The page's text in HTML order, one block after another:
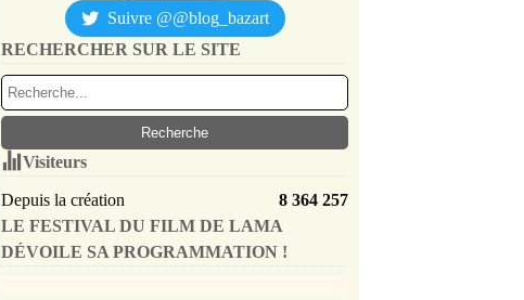
Suivre @@blog_bazart
RECHERCHER SUR LE SITE
Visiteurs
Depuis la création
8 364 257
LE FESTIVAL DU FILM DE LAMA
DÉVOILE SA PROGRAMMATION !